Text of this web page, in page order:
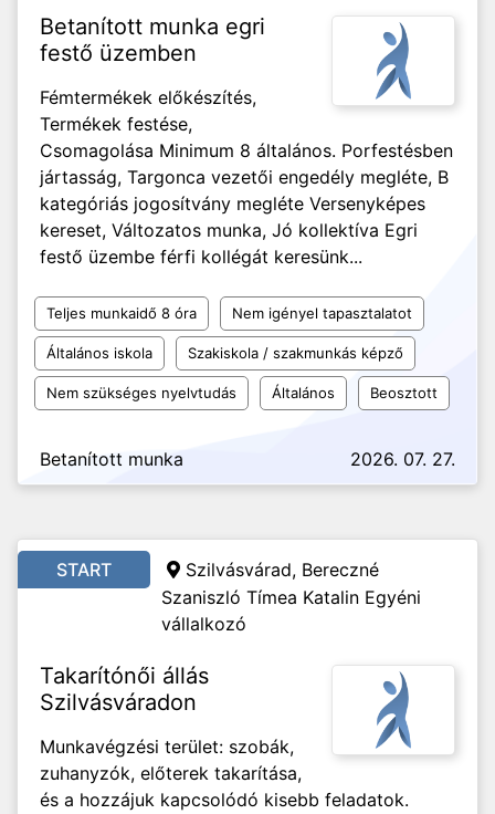
Betanított munka egri
festő üzemben
Fémtermékek előkészítés,
Termékek festése,
Csomagolása Minimum 8 általános. Porfestésben
jártasság, Targonca vezetői engedély megléte, B
kategóriás jogosítvány megléte Versenyképes
kereset, Változatos munka, Jó kollektíva Egri
festő üzembe férfi kollégát keresünk...
Teljes munkaidő 8 óra Nem igényel tapasztalatot
Általános iskola Szakiskola / szakmunkás képző
Nem szükséges nyelvtudás Általános Beosztott
Betanított munka 2026. 07. 27.
START
Szilvásvárad, Bereczné
Szaniszló Tímea Katalin Egyéni
vállalkozó
Takarítónői állás
Szilvásváradon
Munkavégzési terület: szobák,
zuhanyzók, előterek takarítása,
és a hozzájuk kapcsolódó kisebb feladatok.